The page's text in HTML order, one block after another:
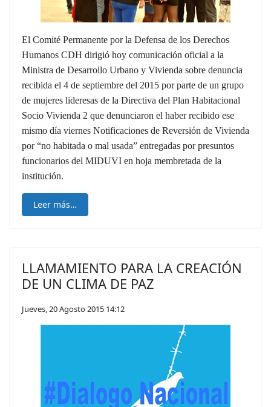
El Comité Permanente por la Defensa de los Derechos
Humanos CDH dirigió hoy comunicación oficial a la
Ministra de Desarrollo Urbano y Vivienda sobre denuncia
recibida el 4 de septiembre del 2015 por parte de un grupo
de mujeres lideresas de la Directiva del Plan Habitacional
Socio Vivienda 2 que denunciaron el haber recibido ese
mismo día viernes Notificaciones de Reversión de Vivienda
por “no habitada o mal usada” entregadas por presuntos
funcionarios del MIDUVI en hoja membretada de la
institución.
Leer más…
LLAMAMIENTO PARA LA CREACIÓN
DE UN CLIMA DE PAZ
Jueves, 20 Agosto 2015 14:12